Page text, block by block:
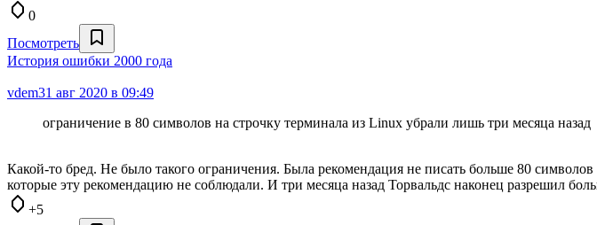
0
Посмотреть
История ошибки 2000 года
vdem31 авг 2020 в 09:49
ограничение в 80 символов на строчку терминала из Linux убрали лишь три месяца назад
Какой-то бред. Не было такого ограничения. Была рекомендация не писать больше 80
которые эту рекомендацию не соблюдали. И три месяца назад Торвальдс наконец разрешил
+5